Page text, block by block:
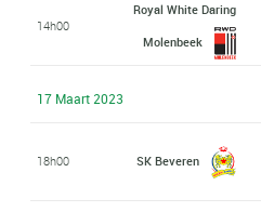
14h00
Royal White Daring
Molenbeek
17 Maart 2023
18h00 SK Beveren